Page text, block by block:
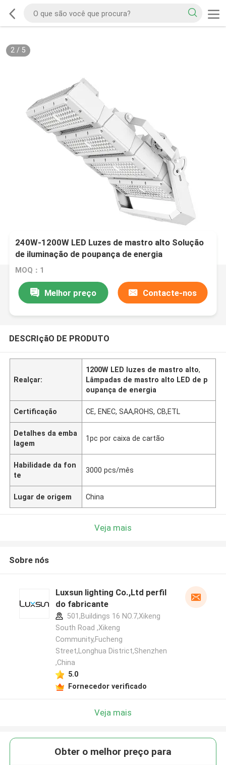
2/ 5
240W-1200W LED Luzes de mastro alto Solução
de iluminação de poupança de energia
MOQ：1
Melhor preço Contacte-nos
DESCRIçãO DE PRODUTO
Realçar:
1200W LED luzes de mastro alto,
Lâmpadas de mastro alto LED de p
oupança de energia
Certificação CE, ENEC, SAA,ROHS, CB,ETL
Detalhes da emba
lagem
1pc por caixa de cartão
Habilidade da fon
te
3000 pcs/mês
Lugar de origem China
Veja mais
Sobre nós
Luxsun lighting Co.,Ltd perfil
do fabricante
501,Buildings 16 NO.7,Xikeng
South Road ,Xikeng
Community,Fucheng
Street,Longhua District,Shenzhen
,China
5.0
Fornecedor verificado
Veja mais
Obter o melhor preço para